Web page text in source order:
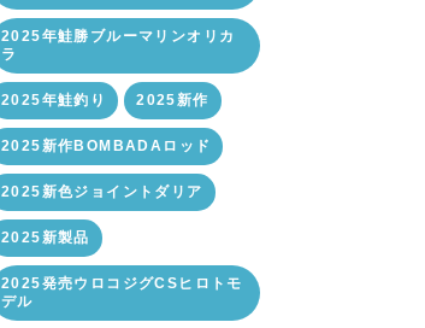
2025年鮭勝ブルーマリンオリカ
ラ
2025年鮭釣り 2025新作
2025新作BOMBADAロッド
2025新色ジョイントダリア
2025新製品
2025発売ウロコジグCSヒロトモ
デル